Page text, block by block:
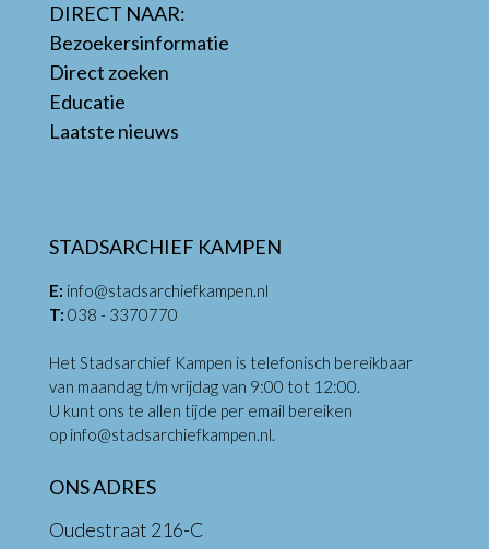
DIRECT NAAR:
Bezoekersinformatie
Direct zoeken
Educatie
Laatste nieuws
STADSARCHIEF KAMPEN
E: info@stadsarchiefkampen.nl
T: 038 - 3370770
Het Stadsarchief Kampen is telefonisch bereikbaar
van maandag t/m vrijdag van 9:00 tot 12:00.
U kunt ons te allen tijde per email bereiken
op info@stadsarchiefkampen.nl.
ONS ADRES
Oudestraat 216-C